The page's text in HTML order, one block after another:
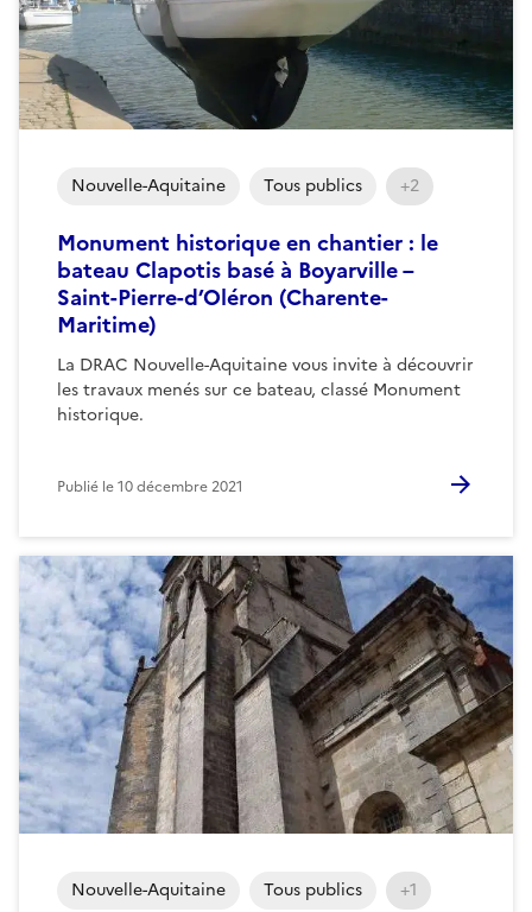
Monument historique en chantier : le
bateau Clapotis basé à Boyarville –
Saint-Pierre-d’Oléron (Charente-
Maritime)
La DRAC Nouvelle-Aquitaine vous invite à découvrir
les travaux menés sur ce bateau, classé Monument
historique.
Nouvelle-Aquitaine Tous publics +2
Publié le10 décembre 2021
Nouvelle-Aquitaine Tous publics +1